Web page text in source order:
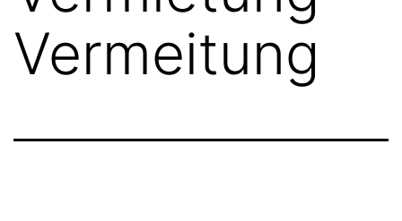
Vermeitung